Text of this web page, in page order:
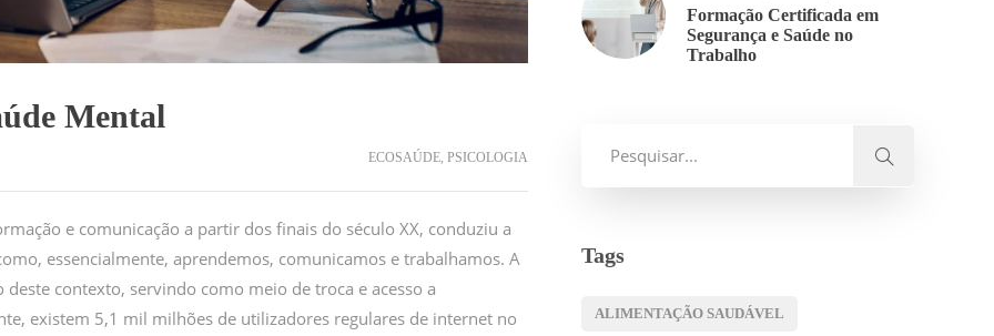
Mental
ECOSAÚDE, PSICOLOGIA
e comunicação a partir dos finais do século XX, conduziu a
essencialmente, aprendemos, comunicamos e trabalhamos. A
contexto, servindo como meio de troca e acesso a
existem 5,1 mil milhões de utilizadores regulares de internet no
Formação Certificada em
Segurança e Saúde no
Trabalho
Tags
ALIMENTAÇÃO SAUDÁVEL